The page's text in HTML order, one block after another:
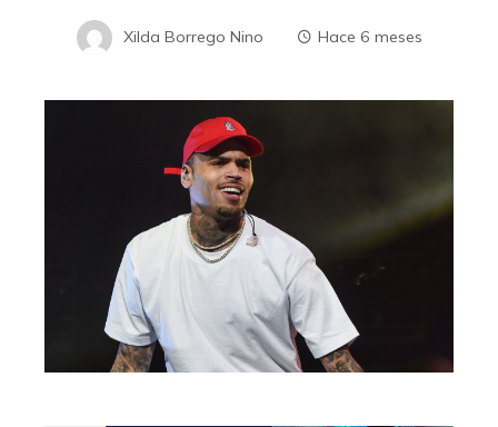
Xilda Borrego Nino Hace 6 meses